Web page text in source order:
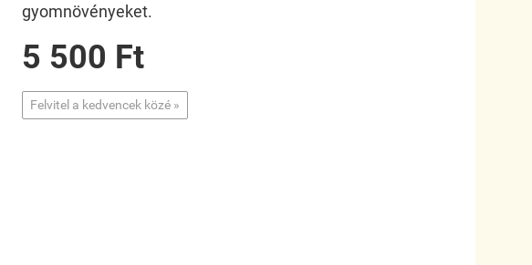
gyomnövényeket.
5 500 Ft
Felvitel a kedvencek közé »